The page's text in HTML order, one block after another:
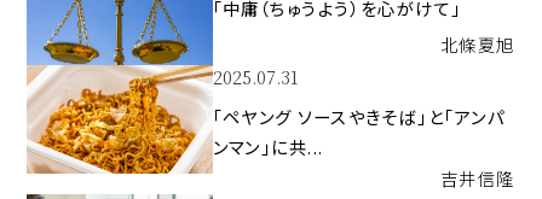
「中庸（ちゅうよう）を心がけて」
北條夏旭
2025.07.31
「ペヤング ソースやきそば」と「アンパ
ンマン」に共...
吉井信隆